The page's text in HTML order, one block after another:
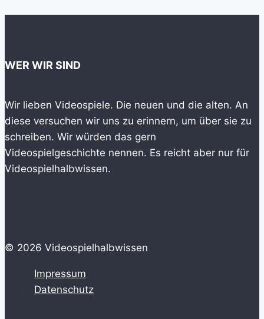
WER WIR SIND
Wir lieben Videospiele. Die neuen und die alten. An
diese versuchen wir uns zu erinnern, um über sie zu
schreiben. Wir würden das gern
Videospielgeschichte nennen. Es reicht aber nur für
Videospielhalbwissen.
© 2026 Videospielhalbwissen
Impressum
Datenschutz